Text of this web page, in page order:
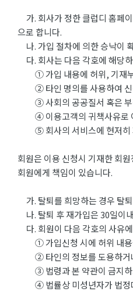
가. 회사가 정한 클럽디 홈페
으로 합니다.
나. 가입 절차에 의한 승낙이
다. 회사는 다음 각호에 해당
① 가입 내용에 허위, 기재누
② 타인 명의를 사용하여 신
③ 사회의 공공질서 혹은 부
④ 이용고객의 귀책사유로
⑤ 회사의 서비스에 현저히
회원은 이용 신청시 기재한 회
회원에게 책임이 있습니다.
가. 탈퇴를 희망하는 경우 탈
나. 탈퇴 후 재가입은 30일이
다. 회원이 다음 각호의 사유
① 가입신청 시에 허위 내용
② 타인의 정보를 도용하거나
③ 법령과 본 약관이 금지하
④ 법률상 미성년자가 법정